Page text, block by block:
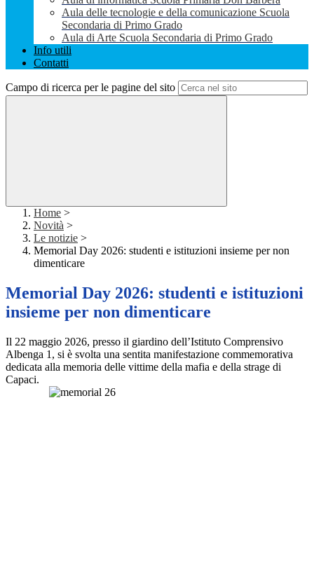
Aula delle tecnologie e della comunicazione Scuola
Secondaria di Primo Grado
Aula di Arte Scuola Secondaria di Primo Grado
Info utili
Contatti
Campo di ricerca per le pagine del sito
Home >
Novità >
Le notizie >
Memorial Day 2026: studenti e istituzioni insieme per non
dimenticare
Memorial Day 2026: studenti e istituzioni
insieme per non dimenticare
Il 22 maggio 2026, presso il giardino dell’Istituto Comprensivo
Albenga 1, si è svolta una sentita manifestazione commemorativa
dedicata alla memoria delle vittime della mafia e della strage di
Capaci.